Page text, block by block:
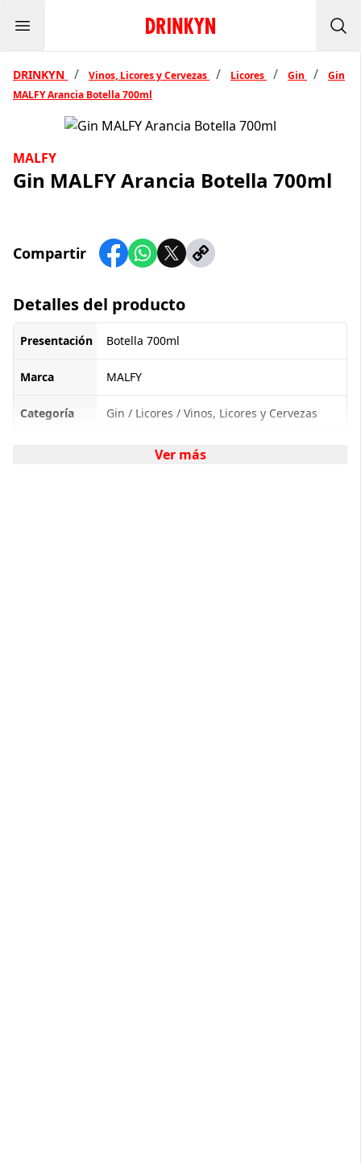
Menu Inicio Drinkyn
DRINKYN / Vinos, Licores y Cervezas / Licores / Gin /
Gin
MALFY Arancia Botella 700ml
MALFY
Gin MALFY Arancia Botella 700ml
Compartir
Detalles del producto
Presentación Botella 700ml
Marca MALFY
Categoría Gin / Licores / Vinos, Licores y Cervezas
Ver más